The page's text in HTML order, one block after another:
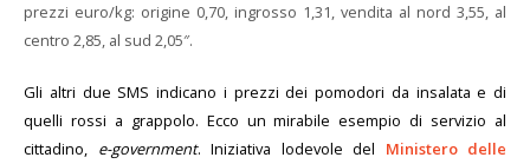
prezzi euro/kg: origine 0,70, ingrosso 1,31, vendita al nord 3,55, al
centro 2,85, al sud 2,05″.
Gli altri due SMS indicano i prezzi dei pomodori da insalata e di
quelli rossi a grappolo. Ecco un mirabile esempio di servizio al
cittadino, e-government. Iniziativa lodevole del Ministero delle